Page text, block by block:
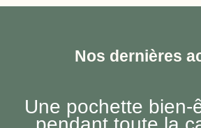
Nos dernières
Une pochette bien-